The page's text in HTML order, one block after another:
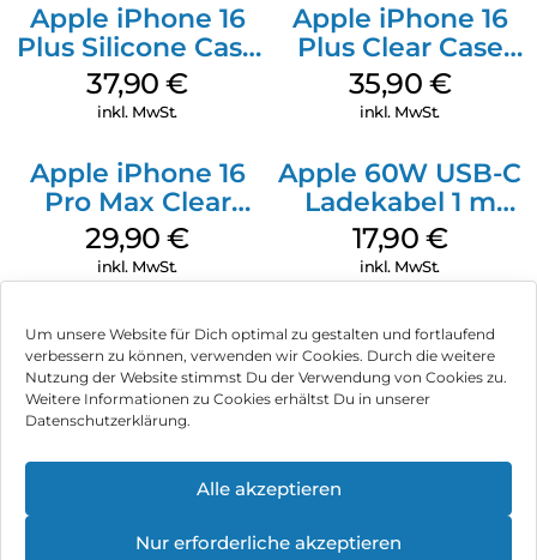
Um unsere Website für Dich optimal zu gestalten und fortlaufend
verbessern zu können, verwenden wir Cookies. Durch die weitere
Nutzung der Website stimmst Du der Verwendung von Cookies zu.
Weitere Informationen zu Cookies erhältst Du in unserer
Datenschutzerklärung.
Alle akzeptieren
Nur erforderliche akzeptieren
Apple iPhone 16
Plus Silicone Case
MagSafe Lake
Green
37,90€
inkl. MwSt.
Apple iPhone 16
Plus Clear Case
MagSafe
Transparent
35,90 €
inkl. MwSt.
Apple iPhone 16
Pro Max Clear
Case MagSafe
Transparent
29,90€
inkl. MwSt.
Apple 60W USB-C
Ladekabel 1 m
Weiß
17,90 €
inkl. MwSt.
Impressum